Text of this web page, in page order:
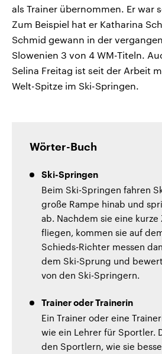
als Trainer übernommen. Er war
Zum Beispiel hat er Katharina
Schmid gewann in der
Slowenien 3 von 4 WM-Titeln.
Selina Freitag ist seit der Arbeit
Welt-Spitze im Ski-Springen.
Wörter-Buch
Ski-Springen
Beim Ski-Springen fahren
große Rampe hinab und
ab. Nachdem sie eine
fliegen, kommen sie auf
Schieds-Richter messen
dem Ski-Sprung und
von den Ski-Springern.
Trainer oder Trainerin
Ein Trainer oder eine
wie ein Lehrer für Sportler.
den Sportlern, wie sie